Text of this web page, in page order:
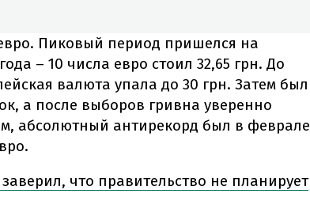
Пиковый период пришелся на
– 10 числа евро стоил 32,65 грн. До
валюта упала до 30 грн. Затем был
а после выборов гривна уверенно
абсолютный антирекорд был в феврале
что правительство не планирует